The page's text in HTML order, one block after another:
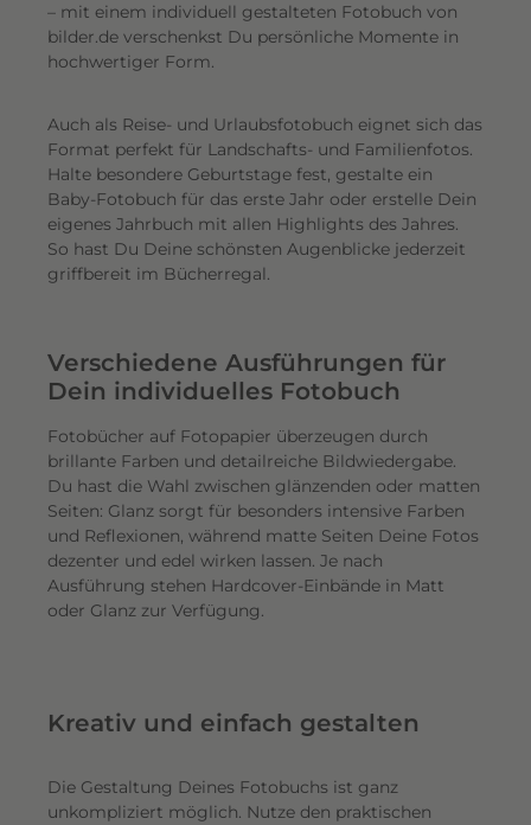
– mit einem individuell gestalteten Fotobuch von
bilder.de verschenkst Du persönliche Momente in
hochwertiger Form.
Auch als Reise- und Urlaubsfotobuch eignet sich das
Format perfekt für Landschafts- und Familienfotos.
Halte besondere Geburtstage fest, gestalte ein
Baby-Fotobuch für das erste Jahr oder erstelle Dein
eigenes Jahrbuch mit allen Highlights des Jahres.
So hast Du Deine schönsten Augenblicke jederzeit
griffbereit im Bücherregal.
Verschiedene Ausführungen für
Dein individuelles Fotobuch
Fotobücher auf Fotopapier überzeugen durch
brillante Farben und detailreiche Bildwiedergabe.
Du hast die Wahl zwischen glänzenden oder matten
Seiten: Glanz sorgt für besonders intensive Farben
und Reflexionen, während matte Seiten Deine Fotos
dezenter und edel wirken lassen. Je nach
Ausführung stehen Hardcover-Einbände in Matt
oder Glanz zur Verfügung.
Kreativ und einfach gestalten
Die Gestaltung Deines Fotobuchs ist ganz
unkompliziert möglich. Nutze den praktischen